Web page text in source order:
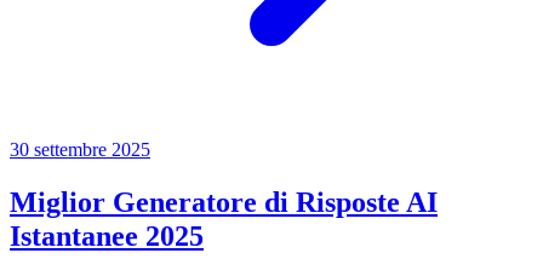
30 settembre 2025
Miglior Generatore di Risposte AI
Istantanee 2025